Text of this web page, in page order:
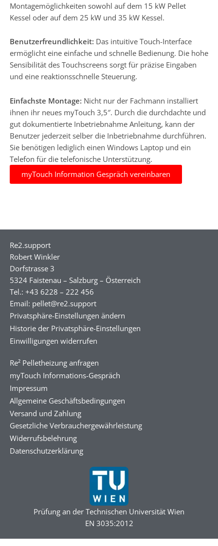
Montagemöglichkeiten sowohl auf dem 15 kW Pellet
Kessel oder auf dem 25 kW und 35 kW Kessel.
Benutzerfreundlichkeit: Das intuitive Touch-Interface
ermöglicht eine einfache und schnelle Bedienung. Die hohe
Sensibilität des Touchscreens sorgt für präzise Eingaben
und eine reaktionsschnelle Steuerung.
Einfachste Montage: Nicht nur der Fachmann installiert
ihnen ihr neues myTouch 3,5″. Durch die durchdachte und
gut dokumentierte Inbetriebnahme Anleitung, kann der
Benutzer jederzeit selber die Inbetriebnahme durchführen.
Sie benötigen lediglich einen Windows Laptop und ein
Telefon für die telefonische Unterstützung.
myTouch Information Gespräch vereinbaren
Re2.support
Robert Winkler
Dorfstrasse 3
5324 Faistenau – Salzburg – Österreich
Tel.: +43 6228 – 222 456
Email: pellet@re2.support
Privatsphäre-Einstellungen ändern
Historie der Privatsphäre-Einstellungen
Einwilligungen widerrufen
Re² Pelletheizung anfragen
myTouch Informations-Gespräch
Impressum
Allgemeine Geschäftsbedingungen
Versand und Zahlung
Gesetzliche Verbrauchergewährleistung
Widerrufsbelehrung
Datenschutzerklärung
Prüfung an der Technischen Universität Wien
EN 3035:2012